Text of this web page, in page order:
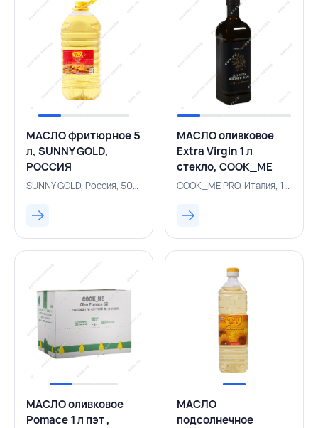
МАСЛО фритюрное 5
л, SUNNY GOLD,
РОССИЯ
SUNNY GOLD, Россия, 500004633
МАСЛО оливковое
Extra Virgin 1 л
стекло, COOK_ME
PRO, ИТАЛИЯ
COOK_ME PRO, Италия, 157100894
МАСЛО оливковое
Pomace 1 л пэт ,
МАСЛО
подсолнечное